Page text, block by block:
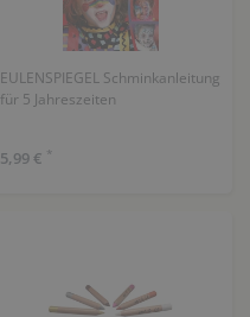
EULENSPIEGEL Schminkanleitung
für 5 Jahreszeiten
5,99 € *